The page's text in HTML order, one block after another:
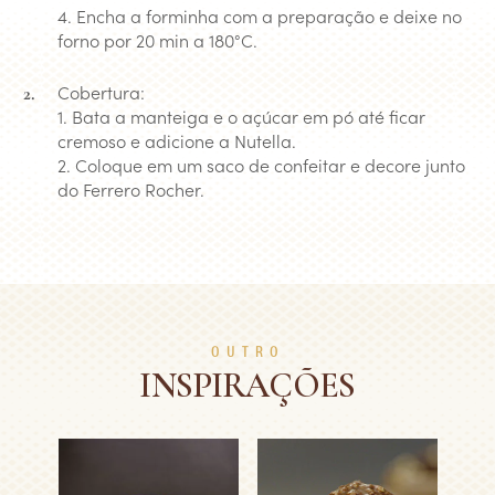
4. Encha a forminha com a preparação e deixe no
forno por 20 min a 180°C.
Cobertura:
1. Bata a manteiga e o açúcar em pó até ficar
cremoso e adicione a Nutella.
2. Coloque em um saco de confeitar e decore junto
do Ferrero Rocher.
OUTRO
INSPIRAÇÕES